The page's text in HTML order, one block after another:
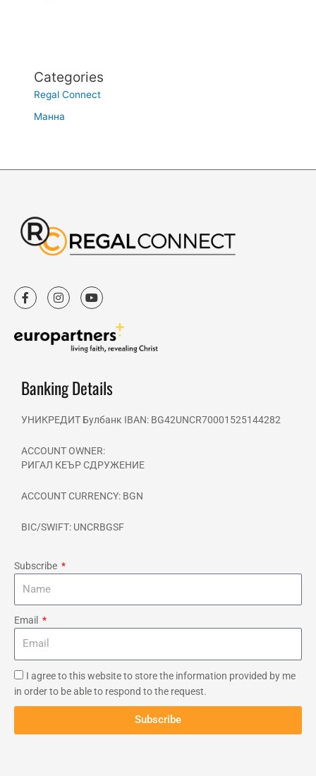
Categories
Regal Connect
Манна
F
a
c
b
-
f
I
n
s
a
Y
o
u
u
b
Banking Details
УНИКРЕДИТ Булбанк IBAN: BG42UNCR70001525144282
ACCOUNT OWNER:
РИГАЛ КЕЪР СДРУЖЕНИЕ
ACCOUNT CURRENCY: BGN
BIC/SWIFT: UNCRBGSF
Subscribe
Email
I agree to this website to store the information provided by me
in order to be able to respond to the request.
Subscribe